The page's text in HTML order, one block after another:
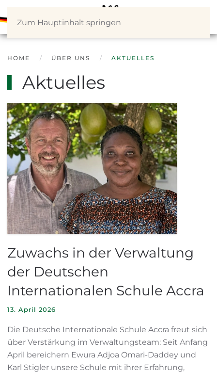
Zum Hauptinhalt springen
HOME ÜBER UNS AKTUELLES
Aktuelles
Zuwachs in der Verwaltung
der Deutschen
Internationalen Schule Accra
13. April 2026
Die Deutsche Internationale Schule Accra freut sich
über Verstärkung im Verwaltungsteam: Seit Anfang
April bereichern Ewura Adjoa Omari-Daddey und
Karl Stigler unsere Schule mit ihrer Erfahrung,